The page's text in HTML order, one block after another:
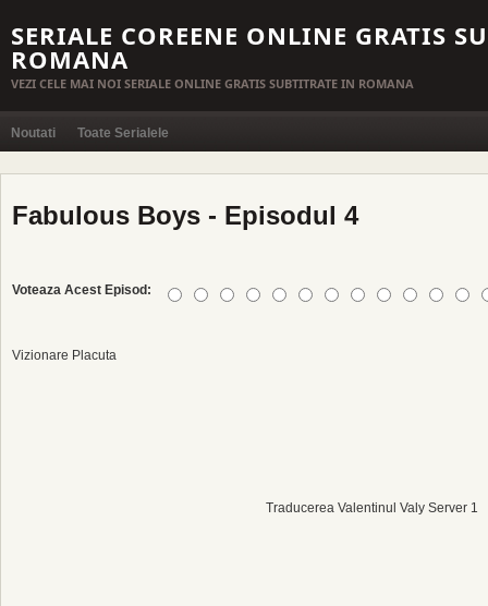
SERIALE COREENE ONLINE GRATIS
ROMANA
VEZI CELE MAI NOI SERIALE ONLINE GRATIS SUBTITRATE IN ROMANA
Noutati Toate Serialele
Fabulous Boys - Episodul 4
Voteaza Acest Episod:
Vizionare Placuta
Traducerea Valentinul Valy Server 1